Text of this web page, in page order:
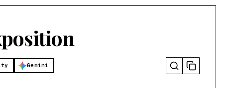
Gemini